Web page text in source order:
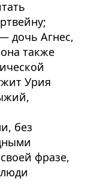
дочь Агнес,
также
Урия
без
фразе,